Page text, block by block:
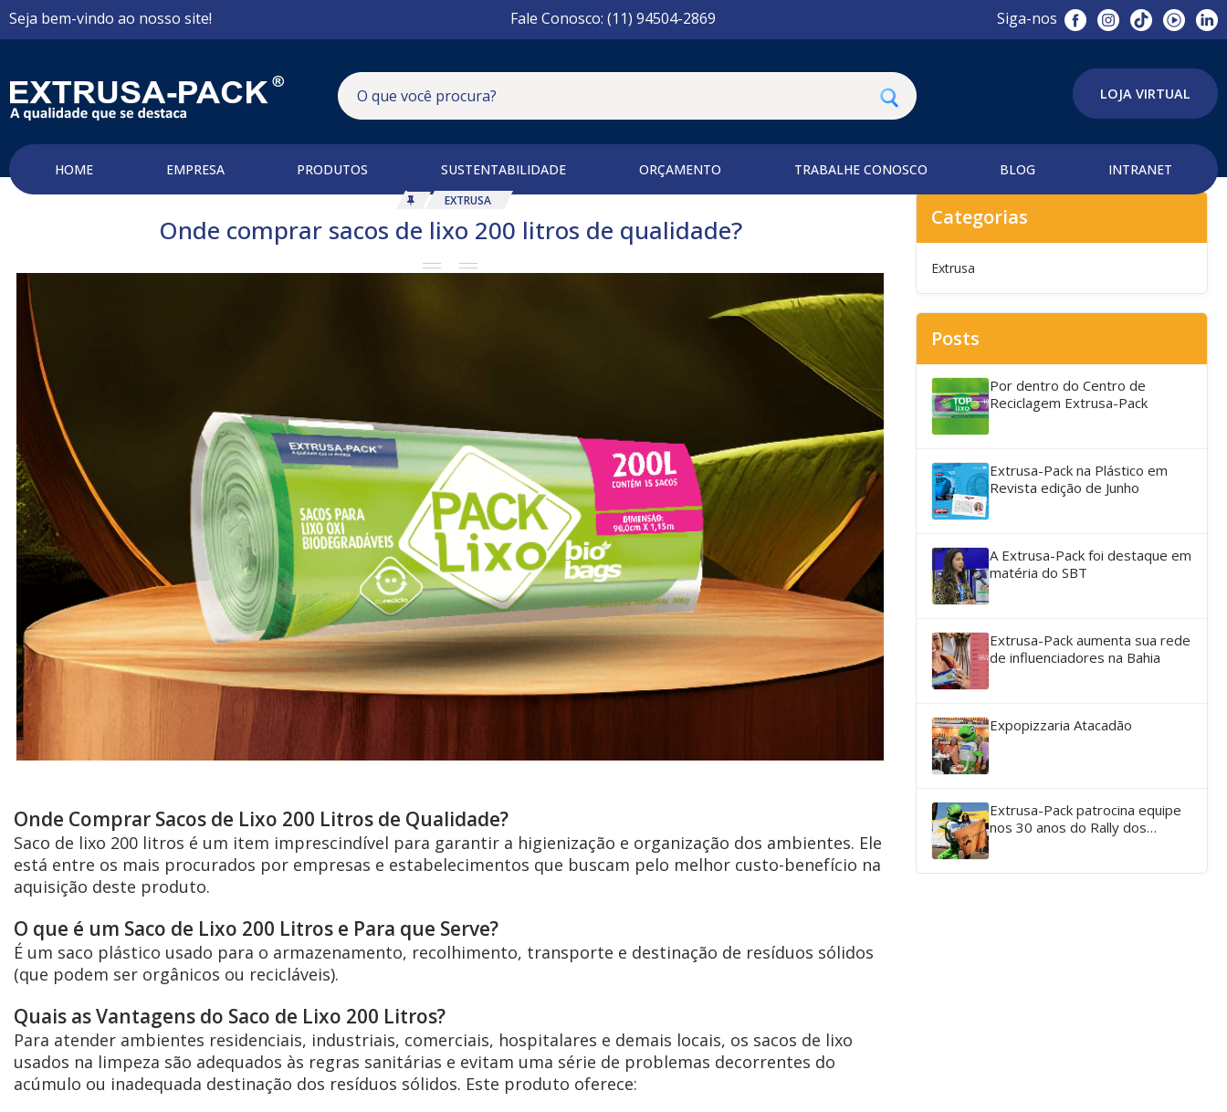
Seja bem-vindo ao nosso site! Fale Conosco: (11) 94504-2869 Siga-nos
LOJA VIRTUAL
HOME EMPRESA PRODUTOS SUSTENTABILIDADE ORÇAMENTO TRABALHE CONOSCO BLOG INTRANET
EXTRUSA
Onde comprar sacos de lixo 200 litros de qualidade?
Onde Comprar Sacos de Lixo 200 Litros de Qualidade?
Saco de lixo 200 litros é um item imprescindível para garantir a higienização e organização dos ambientes. Ele
está entre os mais procurados por empresas e estabelecimentos que buscam pelo melhor custo-benefício na
aquisição deste produto.
O que é um Saco de Lixo 200 Litros e Para que Serve?
É um saco plástico usado para o armazenamento, recolhimento, transporte e destinação de resíduos sólidos
(que podem ser orgânicos ou recicláveis).
Quais as Vantagens do Saco de Lixo 200 Litros?
Para atender ambientes residenciais, industriais, comerciais, hospitalares e demais locais, os sacos de lixo
usados na limpeza são adequados às regras sanitárias e evitam uma série de problemas decorrentes do
acúmulo ou inadequada destinação dos resíduos sólidos. Este produto oferece:
Categorias
Extrusa
Posts
Por dentro do Centro de
Reciclagem Extrusa-Pack
Extrusa-Pack na Plástico em
Revista edição de Junho
A Extrusa-Pack foi destaque em
matéria do SBT
Extrusa-Pack aumenta sua rede
de influenciadores na Bahia
Expopizzaria Atacadão
Extrusa-Pack patrocina equipe
nos 30 anos do Rally dos